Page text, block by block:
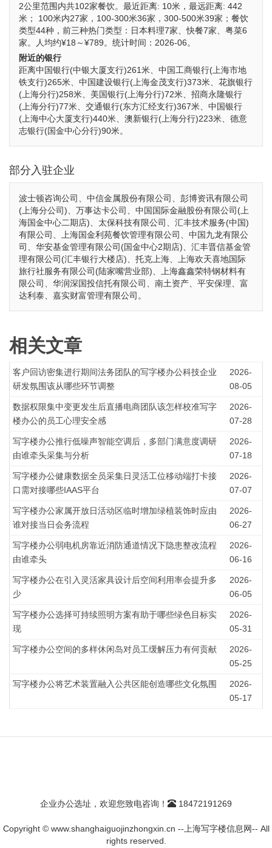
2公里范围内共102家餐饮。最近距离: 10米，最远距离: 442
米； 100米内27家，100-300米36家，300-500米39家；餐饮
类型44种，前三种热门类型：日本料理7家、快餐7家、粤菜6
家。人均约¥18～¥789。统计时间：2026-06。
附近的银行
距离中国银行(中银大厦支行)261米、中国工商银行(上海市地
铁支行)265米、中国建设银行(上海金茂支行)373米、花旗银行
(上海分行)258米、美国银行(上海分行)72米、招商永隆银行
(上海分行)77米、交通银行(东方汇经支行)367米、中国银行
(上海中心大厦支行)440米、澳新银行(上海分行)223米、德意
志银行(国金中心分行)90米。
部分入驻企业
波士顿咨询公司、中信金属股份有限公司、彭博资讯有限公司
(上海分公司)、万事达卡公司、中国国际金融股份有限公司(上
海国金中心二期店)、太保科技有限公司、汇丰技术服务(中国)
有限公司、上海国金利苑餐饮管理有限公司、中国九龙有限公
司、华安基金管理有限公司(国金中心2期店)、汇丰晋信基金管
理有限公司(汇丰银行大楼店)、托克上海、上海欢天喜地国际
旅行社服务有限公司(陆家嘴营业部)、上海鑫鑫荣特钢材料有
限公司、华润深国投信托有限公司、南土资产、平安保理、富
达利泰、嘉实财富管理有限公司。
相关文章
客户回访密集进行期间法务团队的写字楼办公科技企业
研发氛围该从哪些环节调整
2026-
08-05
数据权限集中变更发生后直播电商团队该怎样校准写字
楼办公的员工心理安全感
2026-
07-28
写字楼办公推行低噪声智能空调后，多部门满意度调研
由谁牵头采集与分析
2026-
07-18
写字楼办公健康数据全员采集日灵活工位移动端打卡接
口需对接哪些IAAS平台
2026-
07-07
写字楼办公家属开放日活动区临时增加绿植装饰时应由
谁对接当日会务流程
2026-
06-27
写字楼办公弱电机房靠近消防通道情况下隐患整改流程
由谁牵头
2026-
06-16
写字楼办公在引入灵活家具设计后空间利用率会提升多
少
2026-
06-05
写字楼办公选择可持续照明方案有助于哪些绿色目标实
现
2026-
05-31
写字楼办公空间的多样休闲岛对员工缓解压力有何贡献
2026-
05-25
写字楼办公将艺术装置融入公共区能创造哪些文化氛围
2026-
05-17
企业办公选址，欢迎您致电咨询！ 18472191269
Copyright © www.shanghaiguojinzhongxin.cn --上海写字楼信息网-- All
rights reserved.